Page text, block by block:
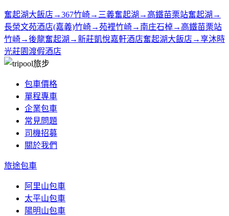
奮起湖大飯店→367竹崎→三義奮起湖→高鐵苗栗站奮起湖→
長榮文苑酒店(嘉義)竹崎→苑裡竹崎→南庄石棹→高鐵苗栗站
竹崎→後龍奮起湖→新莊凱悅嘉軒酒店奮起湖大飯店→享沐時
光莊園渡假酒店
包車價格
單程專車
企業包車
常見問題
司機招募
關於我們
旅途包車
阿里山包車
太平山包車
陽明山包車